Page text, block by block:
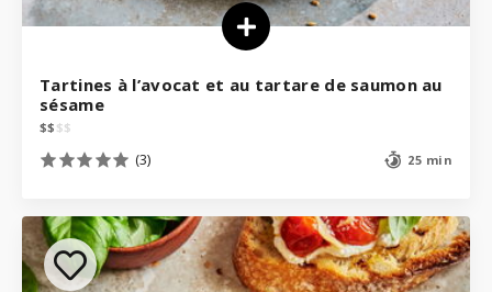
Tartines à l’avocat et au tartare de saumon au
sésame
$$ $$
(3) 25 min